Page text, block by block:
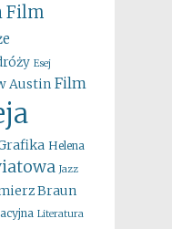
Film
Esej
Austin Film
Helena
Jazz
Braun
Literatura